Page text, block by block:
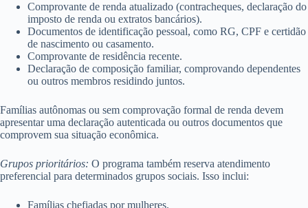
Comprovante de renda atualizado (contracheques, declaração do
imposto de renda ou extratos bancários).
Documentos de identificação pessoal, como RG, CPF e certidão
de nascimento ou casamento.
Comprovante de residência recente.
Declaração de composição familiar, comprovando dependentes
ou outros membros residindo juntos.
Famílias autônomas ou sem comprovação formal de renda devem
apresentar uma declaração autenticada ou outros documentos que
comprovem sua situação econômica.
Grupos prioritários: O programa também reserva atendimento
preferencial para determinados grupos sociais. Isso inclui:
Famílias chefiadas por mulheres.